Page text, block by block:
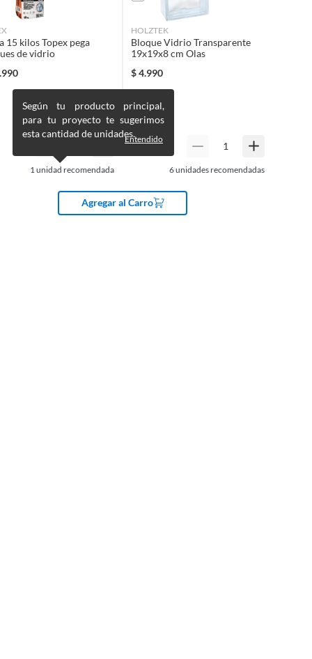
15 kilos Topex pega
de vidrio
1 unidad recomendada
Según tu producto principal,
para tu proyecto te sugerimos
esta cantidad de unidades.Entendido
HOLZTEK
Bloque Vidrio Transparente
19x19x8 cm Olas
$4.990
6unidades recomendadas
Agregar al Carro